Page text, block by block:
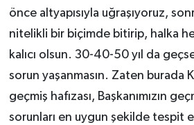
önce altyapısıyla uğraşıyoruz,
nitelikli bir biçimde bitirip, halka
kalıcı olsun. 30-40-50 yıl da
sorun yaşanmasın. Zaten burada
geçmiş hafızası, Başkanımızın
sorunları en uygun şekilde tespit